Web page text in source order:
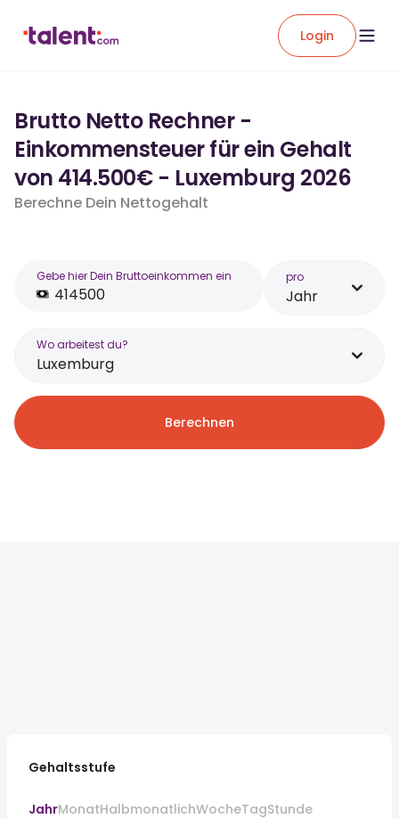
Login
Brutto Netto Rechner -
Einkommensteuer für ein Gehalt
von 414.500€ - Luxemburg 2026
Berechne Dein Nettogehalt
Gebe hier Dein Bruttoeinkommen ein pro
Jahr
Wo arbeitest du?
Luxemburg
Berechnen
Gehaltsstufe
JahrMonatHalbmonatlichWocheTagStunde